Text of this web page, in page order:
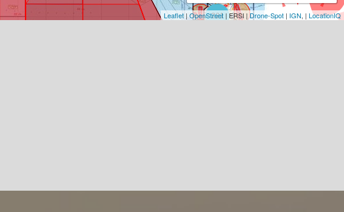
221
Leaflet | OpenStreet | ERSI | Drone-Spot | IGN, | LocationIQ